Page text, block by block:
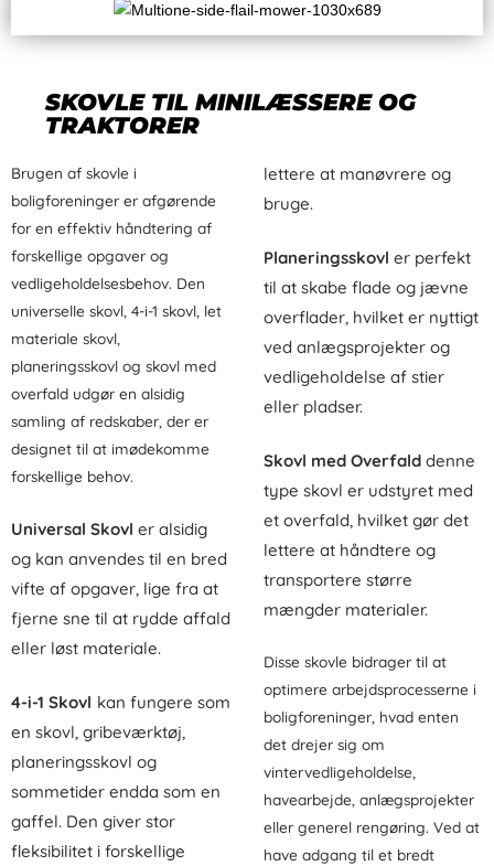
SKOVLE TIL MINILÆSSERE OG
TRAKTORER
Brugen af skovle i
boligforeninger er afgørende
for en effektiv håndtering af
forskellige opgaver og
vedligeholdelsesbehov. Den
universelle skovl, 4-i-1 skovl, let
materiale skovl,
planeringsskovl og skovl med
overfald udgør en alsidig
samling af redskaber, der er
designet til at imødekomme
forskellige behov.
Universal Skovl er alsidig
og kan anvendes til en bred
vifte af opgaver, lige fra at
fjerne sne til at rydde affald
eller løst materiale.
4-i-1 Skovl kan fungere som
en skovl, gribeværktøj,
planeringsskovl og
sommetider endda som en
gaffel. Den giver stor
fleksibilitet i forskellige
lettere at manøvrere og
bruge.
Planeringsskovl er perfekt
til at skabe flade og jævne
overflader, hvilket er nyttigt
ved anlægsprojekter og
vedligeholdelse af stier
eller pladser.
Skovl med Overfald denne
type skovl er udstyret med
et overfald, hvilket gør det
lettere at håndtere og
transportere større
mængder materialer.
Disse skovle bidrager til at
optimere arbejdsprocesserne i
boligforeninger, hvad enten
det drejer sig om
vintervedligeholdelse,
havearbejde, anlægsprojekter
eller generel rengøring. Ved at
have adgang til et bredt